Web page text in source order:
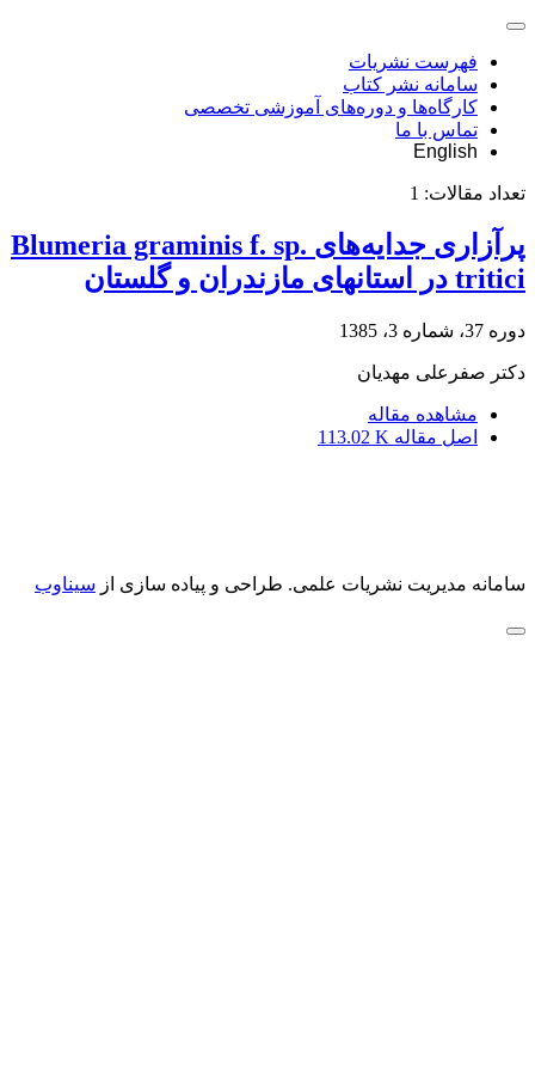
فهرست نشریات
سامانه نشر کتاب
کارگاه‌ها و دوره‌های آموزشی تخصصی
تماس با ما
English
تعداد مقالات: 1
پرآزاری جدایه‌های Blumeria graminis f. sp.
tritici در استانهای مازندران و گلستان
دوره 37، شماره 3، 1385
دکتر صفرعلی مهدیان
مشاهده مقاله
اصل مقاله 113.02 K
سامانه مدیریت نشریات علمی. طراحی و پیاده سازی از سیناوب